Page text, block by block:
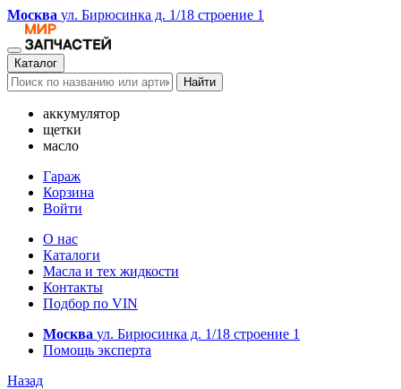
Москва ул. Бирюсинка д. 1/18 строение 1
Каталог
Найти
аккумулятор
щетки
масло
Гараж
Корзина
Войти
О нас
Каталоги
Масла и тех жидкости
Контакты
Подбор по VIN
Москва ул. Бирюсинка д. 1/18 строение 1
Помощь эксперта
Назад